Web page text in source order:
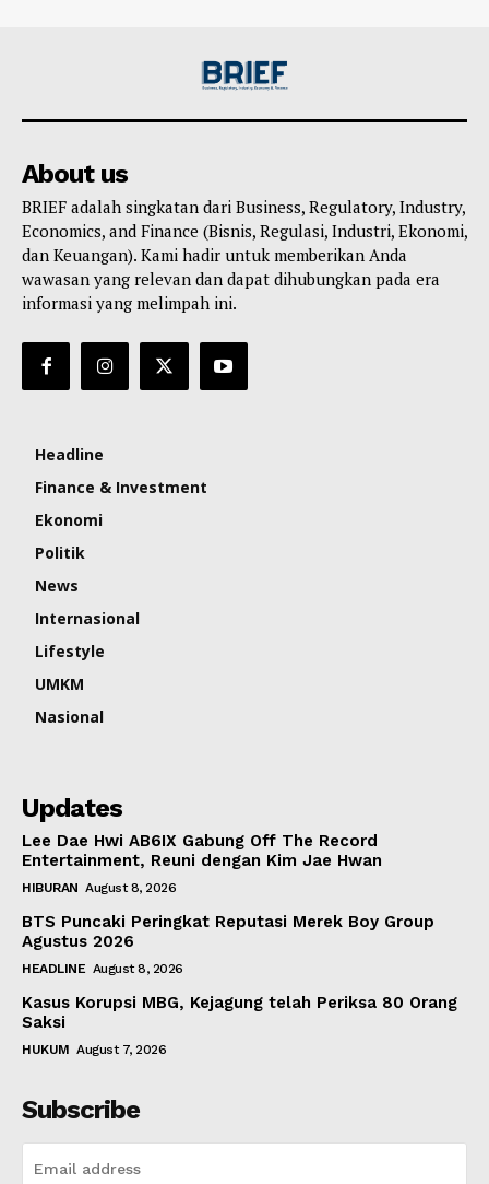
About us
BRIEF adalah singkatan dari Business, Regulatory, Industry,
Economics, and Finance (Bisnis, Regulasi, Industri, Ekonomi,
dan Keuangan). Kami hadir untuk memberikan Anda
wawasan yang relevan dan dapat dihubungkan pada era
informasi yang melimpah ini.
Headline
Finance & Investment
Ekonomi
Politik
News
Internasional
Lifestyle
UMKM
Nasional
Updates
Lee Dae Hwi AB6IX Gabung Off The Record
Entertainment, Reuni dengan Kim Jae Hwan
HIBURAN August 8, 2026
BTS Puncaki Peringkat Reputasi Merek Boy Group
Agustus 2026
HEADLINE August 8, 2026
Kasus Korupsi MBG, Kejagung telah Periksa 80 Orang
Saksi
HUKUM August 7, 2026
Subscribe